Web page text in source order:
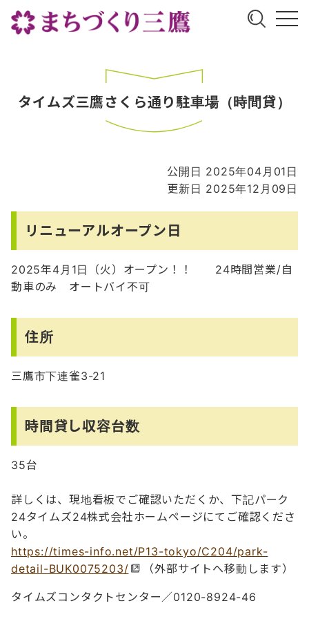
タイムズ三鷹さくら通り駐車場（時間貸）
公開日 2025年04月01日
更新日 2025年12月09日
リニューアルオープン日
2025年4月1日（火）オープン！！ 24時間営業/自
動車のみ オートバイ不可
住所
三鷹市下連雀3-21
時間貸し収容台数
35台
詳しくは、現地看板でご確認いただくか、下記パーク
24タイムズ24株式会社ホームページにてご確認くださ
い。
https://times-info.net/P13-tokyo/C204/park-
detail-BUK0075203/
（外部サイトへ移動します）
タイムズコンタクトセンター／0120-8924-46